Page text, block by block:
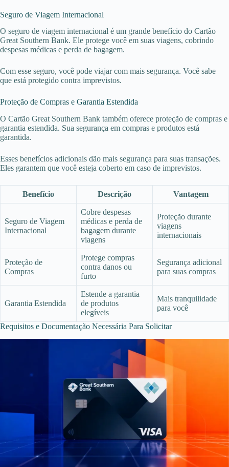
Seguro de Viagem Internacional
O seguro de viagem internacional é um grande benefício do Cartão
Great Southern Bank. Ele protege você em suas viagens, cobrindo
despesas médicas e perda de bagagem.
Com esse seguro, você pode viajar com mais segurança. Você sabe
que está protegido contra imprevistos.
Proteção de Compras e Garantia Estendida
O Cartão Great Southern Bank também oferece proteção de compras e
garantia estendida. Sua segurança em compras e produtos está
garantida.
Esses benefícios adicionais dão mais segurança para suas transações.
Eles garantem que você esteja coberto em caso de imprevistos.
Benefício Descrição Vantagem
Seguro de Viagem
Internacional
Cobre despesas
médicas e perda de
bagagem durante
viagens
Proteção durante
viagens
internacionais
Proteção de
Compras
Protege compras
contra danos ou
furto
Segurança adicional
para suas compras
Garantia Estendida
Estende a garantia
de produtos
elegíveis
Mais tranquilidade
para você
Requisitos e Documentação Necessária Para Solicitar